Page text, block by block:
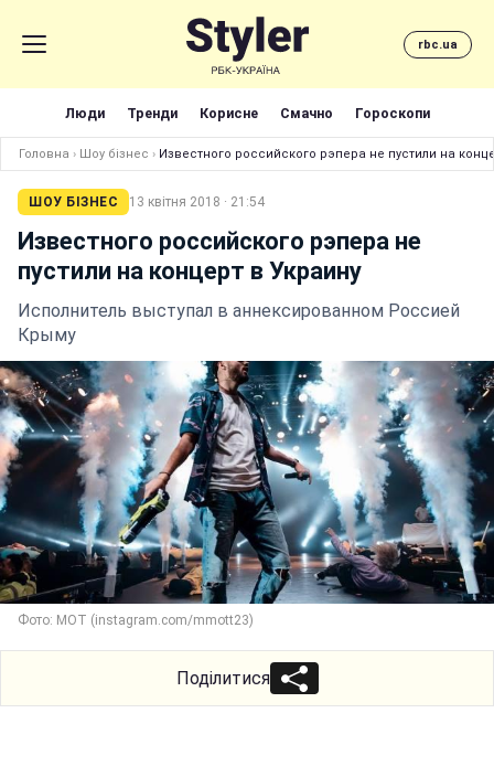
rbc.ua
Люди Тренди Корисне Смачно Гороскопи
Головна › Шоу бізнес › Известного российского рэпера не пустили на
ШОУ БІЗНЕС 13 квітня 2018 · 21:54
Известного российского рэпера не
пустили на концерт в Украину
Исполнитель выступал в аннексированном Россией
Крыму
Фото: МОТ (instagram.com/mmott23)
Поділитися